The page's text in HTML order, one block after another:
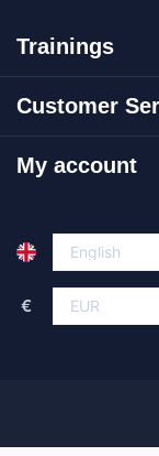
Trainings
Customer
My account
€